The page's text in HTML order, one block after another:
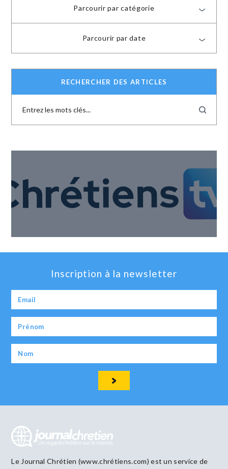
Parcourir par catégorie
Parcourir par date
RECHERCHER DES ARTICLES
Inscription à la newsletter
Le Journal Chrétien (www.chrétiens.com) est un service de